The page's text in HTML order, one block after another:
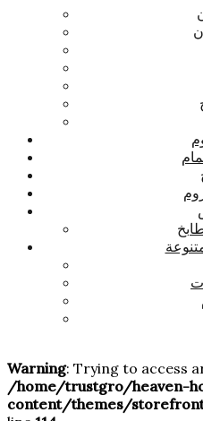
Warning: Trying to access
/home/trustgro/heaven-
content/themes/